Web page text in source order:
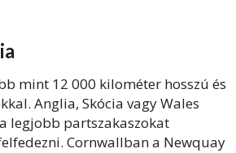
mint 12 000 kilométer hosszú és
Anglia, Skócia vagy Wales
legjobb partszakaszokat
Cornwallban a Newquay